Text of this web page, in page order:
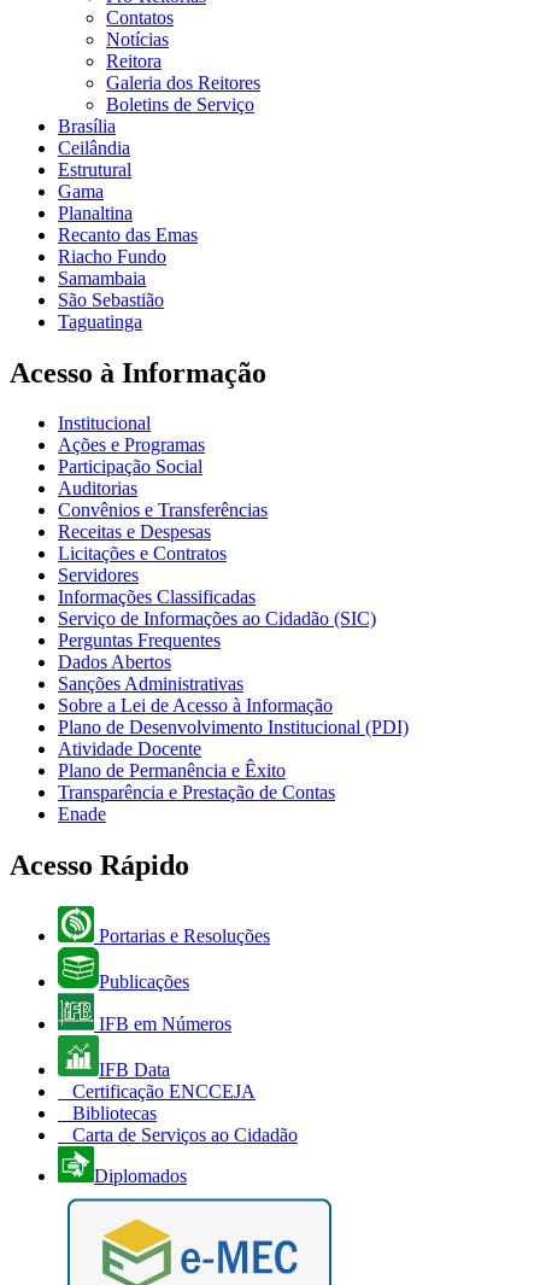
Contatos
Notícias
Reitora
Galeria dos Reitores
Boletins de Serviço
Brasília
Ceilândia
Estrutural
Gama
Planaltina
Recanto das Emas
Riacho Fundo
Samambaia
São Sebastião
Taguatinga
Acesso à Informação
Institucional
Ações e Programas
Participação Social
Auditorias
Convênios e Transferências
Receitas e Despesas
Licitações e Contratos
Servidores
Informações Classificadas
Serviço de Informações ao Cidadão (SIC)
Perguntas Frequentes
Dados Abertos
Sanções Administrativas
Sobre a Lei de Acesso à Informação
Plano de Desenvolvimento Institucional (PDI)
Atividade Docente
Plano de Permanência e Êxito
Transparência e Prestação de Contas
Enade
Acesso Rápido
Portarias e Resoluções
Publicações
IFB em Números
IFB Data
Certificação ENCCEJA
Bibliotecas
Carta de Serviços ao Cidadão
Diplomados